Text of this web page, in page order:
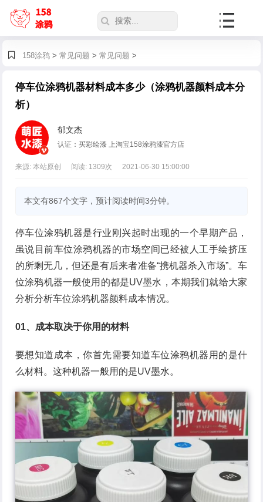
158涂鸦> 常见问题 > 常见问题 >
停车位涂鸦机器材料成本多少（涂鸦机器颜料成本分
析）
郁文杰
认证：买彩绘漆 上淘宝158涂鸦漆官方店
来源: 本站原创 阅读: 1309次 2021-06-30 15:00:00
本文有867个文字，预计阅读时间3分钟。
停车位涂鸦机器是行业刚兴起时出现的一个早期产品，
虽说目前车位涂鸦机器的市场空间已经被人工手绘挤压
的所剩无几，但还是有后来者准备“携机器杀入市场”。车
位涂鸦机器一般使用的都是UV墨水，本期我们就给大家
分析分析车位涂鸦机器颜料成本情况。
01、成本取决于你用的材料
要想知道成本，你首先需要知道车位涂鸦机器用的是什
么材料。这种机器一般用的是UV墨水。